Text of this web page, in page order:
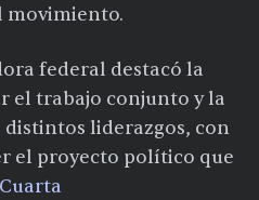
movimiento.
federal destacó la
el trabajo conjunto y la
liderazgos, con
el proyecto político que
Cuarta